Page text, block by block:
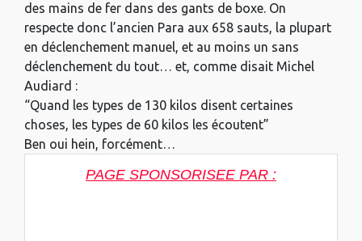
des mains de fer dans des gants de boxe. On
respecte donc l’ancien Para aux 658 sauts, la plupart
en déclenchement manuel, et au moins un sans
déclenchement du tout… et, comme disait Michel
Audiard :
“Quand les types de 130 kilos disent certaines
choses, les types de 60 kilos les écoutent”
Ben oui hein, forcément…
PAGE SPONSORISEE PAR :